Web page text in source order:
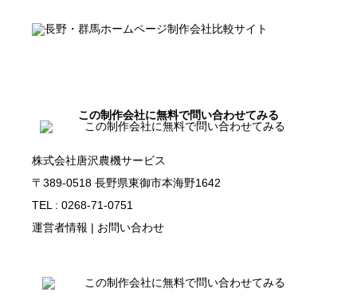
この制作会社に無料で問い合わせてみる
株式会社唐沢農機サービス
〒389-0518 長野県東御市本海野1642
TEL : 0268-71-0751
運営者情報 | お問い合わせ